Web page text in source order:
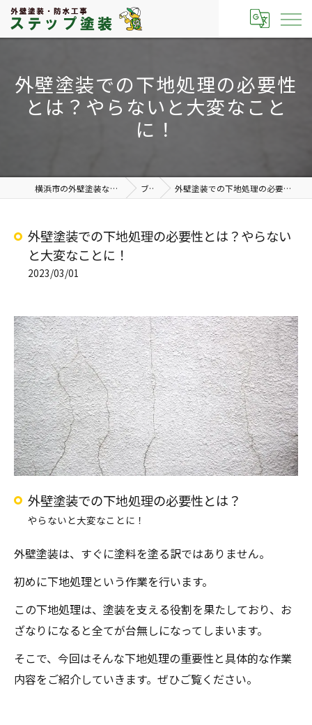
外壁塗装での下地処理の必要性
とは？やらないと大変なこと
に！
横浜市の外壁塗装なら有限会社ステップ塗装 ブログ 外壁塗装での下地処理の必要性とは？やらないと大変なことに！
外壁塗装での下地処理の必要性とは？やらない
と大変なことに！
2023/03/01
外壁塗装での下地処理の必要性とは？
やらないと大変なことに！
外壁塗装は、すぐに塗料を塗る訳ではありません。
初めに下地処理という作業を行います。
この下地処理は、塗装を支える役割を果たしており、お
ざなりになると全てが台無しになってしまいます。
そこで、今回はそんな下地処理の重要性と具体的な作業
内容をご紹介していきます。ぜひご覧ください。